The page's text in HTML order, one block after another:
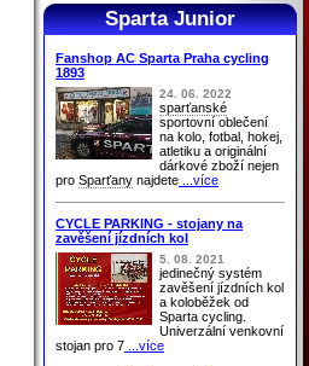
Sparta Junior
Fanshop AC Sparta Praha cycling
1893
24. 06. 2022
sparťanské
sportovní oblečení
na kolo, fotbal, hokej,
atletiku a originální
dárkové zboží nejen
pro Sparťany najdete ...více
CYCLE PARKING - stojany na
zavěšení jízdních kol
5. 08. 2021
jedinečný systém
zavěšení jízdních kol
a koloběžek od
Sparta cycling.
Univerzální venkovní
stojan pro 7 ...více